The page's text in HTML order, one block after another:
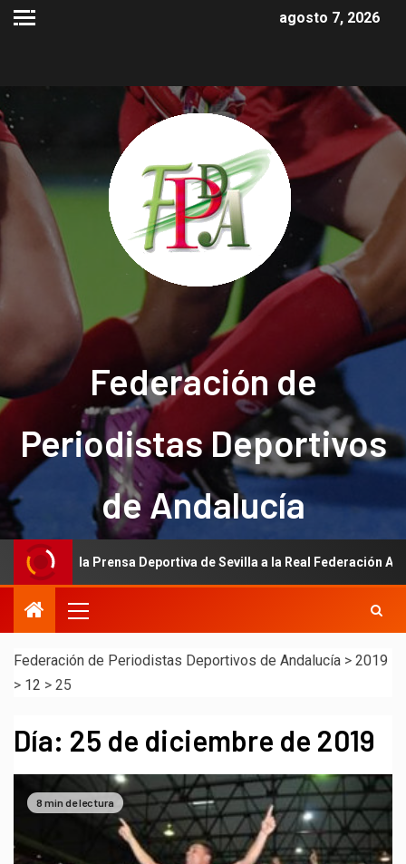
agosto 7, 2026
Federación de
Periodistas Deportivos
de Andalucía
de la Prensa Deportiva de Sevilla a la Real Federación Andaluza
Federación de Periodistas Deportivos de Andalucía > 2019
> 12 > 25
Día: 25 de diciembre de 2019
8 min de lectura